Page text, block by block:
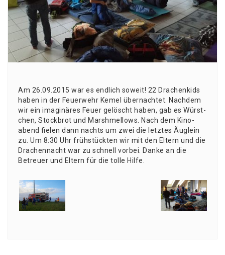
Am 26.09.2015 war es end­lich soweit! 22 Dra­chen­kids
haben in der Feu­er­wehr Kemel über­nach­tet. Nach­dem
wir ein ima­gi­nä­res Feu­er gelöscht haben, gab es Würst­
chen, Stock­brot und Marsh­mel­lows. Nach dem Kino­
abend fie­len dann nachts um zwei die letz­tes Äug­lein
zu. Um 8:30 Uhr früh­stück­ten wir mit den Eltern und die
Dra­chen­nacht war zu schnell vor­bei. Dan­ke an die
Betreu­er und Eltern für die tol­le Hilfe.